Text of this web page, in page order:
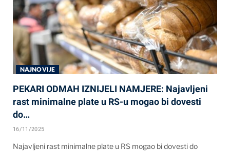
NAJNOVIJE
PEKARI ODMAH IZNIJELI NAMJERE: Najavljeni
rast minimalne plate u RS-u mogao bi dovesti
do…
16/11/2025
Najavljeni rast minimalne plate u RS mogao bi dovesti do